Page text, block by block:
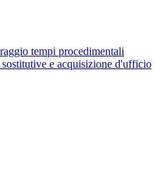
tempi procedimentali
e acquisizione d'ufficio